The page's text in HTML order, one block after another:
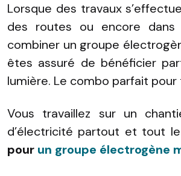
Lorsque des travaux
des routes ou encore
combiner un groupe
êtes assuré de bénéficier
lumière. Le combo parfait
Vous travaillez sur un
d’électricité partout et tout
pour un groupe électrogène